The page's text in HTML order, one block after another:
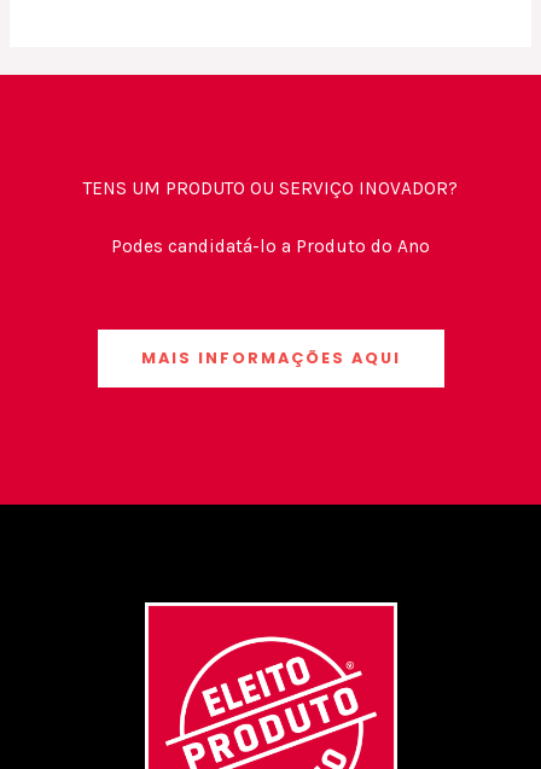
TENS UM PRODUTO OU SERVIÇO INOVADOR?
Podes candidatá-lo a Produto do Ano
MAIS INFORMAÇÕES AQUI